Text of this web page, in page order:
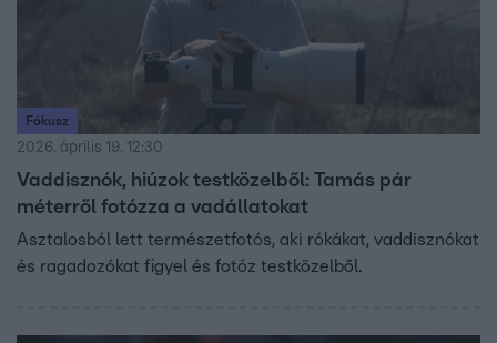
Fókusz
2026. április 19. 12:30
Vaddisznók, hiúzok testközelből: Tamás pár
méterről fotózza a vadállatokat
Asztalosból lett természetfotós, aki rókákat, vaddisznókat
és ragadozókat figyel és fotóz testközelből.